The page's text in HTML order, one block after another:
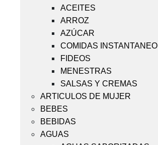
ACEITES
ARROZ
AZÚCAR
COMIDAS INSTANTANEO
FIDEOS
MENESTRAS
SALSAS Y CREMAS
ARTICULOS DE MUJER
BEBES
BEBIDAS
AGUAS